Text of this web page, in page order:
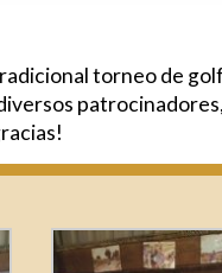
sobre
torneo de